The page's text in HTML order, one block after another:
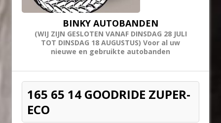
BINKY AUTOBANDEN
(WIJ ZIJN GESLOTEN VANAF DINSDAG 28 JULI
TOT DINSDAG 18 AUGUSTUS) Voor al uw
nieuwe en gebruikte autobanden
165 65 14 GOODRIDE ZUPER-
ECO